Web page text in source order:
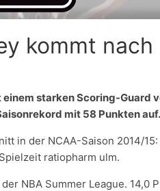
kommt nach
starken Scoring-Guard
mit 58 Punkten auf.
in der NCAA-Saison 2014/
ratiopharm ulm.
NBA Summer League. 14,0